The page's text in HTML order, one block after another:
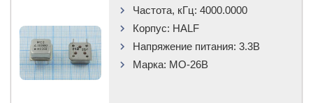
Частота, кГц: 4000.0000
Корпус: HALF
Напряжение питания: 3.3В
Марка: MO-26B